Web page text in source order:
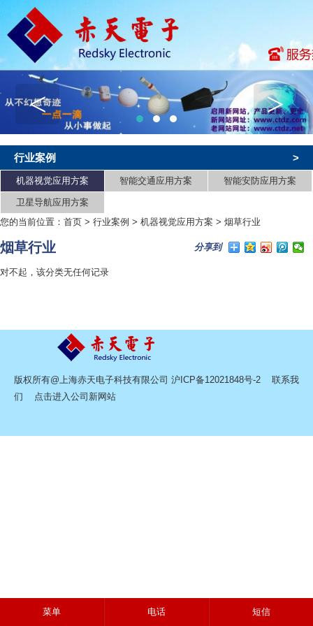
< >
行业案例 >
机器视觉应用方案 智能交通应用方案 智能安防应用方案
卫星导航应用方案
您的当前位置： 首页 > 行业案例 > 机器视觉应用方案 > 烟草行业
烟草行业 分享到
对不起，该分类无任何记录
版权所有@上海赤天电子科技有限公司 沪ICP备12021848号-2
联系我
们
点击进入公司新网站
菜单 电话 短信